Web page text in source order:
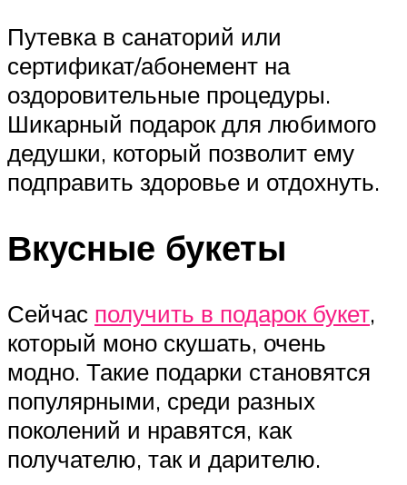
Путевка в санаторий или
сертификат/абонемент на
оздоровительные процедуры.
Шикарный подарок для любимого
дедушки, который позволит ему
подправить здоровье и отдохнуть.
Вкусные букеты
Сейчас получить в подарок букет,
который моно скушать, очень
модно. Такие подарки становятся
популярными, среди разных
поколений и нравятся, как
получателю, так и дарителю.